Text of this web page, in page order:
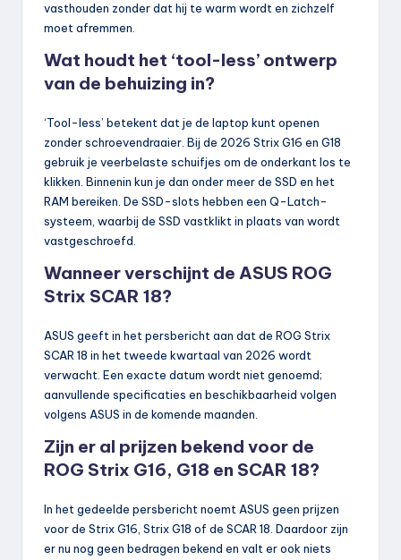
vasthouden zonder dat hij te warm wordt en zichzelf
moet afremmen.
Wat houdt het ‘tool-less’ ontwerp
van de behuizing in?
‘Tool-less’ betekent dat je de laptop kunt openen
zonder schroevendraaier. Bij de 2026 Strix G16 en G18
gebruik je veerbelaste schuifjes om de onderkant los te
klikken. Binnenin kun je dan onder meer de SSD en het
RAM bereiken. De SSD-slots hebben een Q-Latch-
systeem, waarbij de SSD vastklikt in plaats van wordt
vastgeschroefd.
Wanneer verschijnt de ASUS ROG
Strix SCAR 18?
ASUS geeft in het persbericht aan dat de ROG Strix
SCAR 18 in het tweede kwartaal van 2026 wordt
verwacht. Een exacte datum wordt niet genoemd;
aanvullende specificaties en beschikbaarheid volgen
volgens ASUS in de komende maanden.
Zijn er al prijzen bekend voor de
ROG Strix G16, G18 en SCAR 18?
In het gedeelde persbericht noemt ASUS geen prijzen
voor de Strix G16, Strix G18 of de SCAR 18. Daardoor zijn
er nu nog geen bedragen bekend en valt er ook niets